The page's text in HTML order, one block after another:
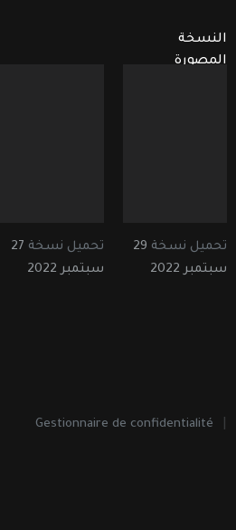
النسخة
المصورة
تحميل نسخة 29
سبتمبر 2022
تحميل نسخة 27
سبتمبر 2022
Gestionnaire de confidentialité